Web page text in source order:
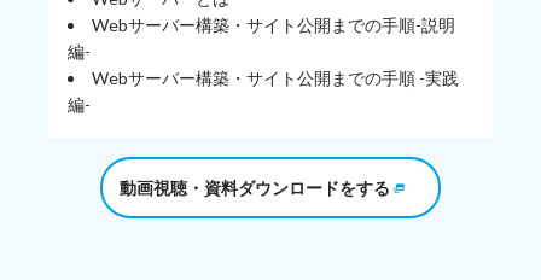
Webサーバー構築・サイト公開までの手順-説明
編-
Webサーバー構築・サイト公開までの手順 -実践
編-
動画視聴・資料ダウンロードをする